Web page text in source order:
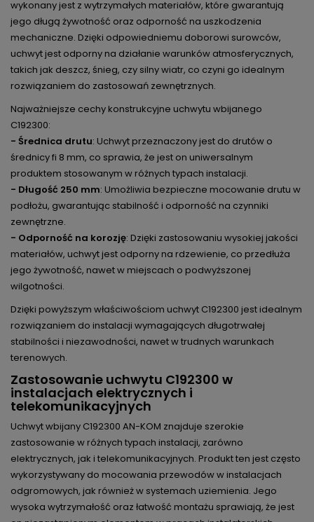
wykonany jest z wytrzymałych materiałów, które gwarantują
jego długą żywotność oraz odporność na uszkodzenia
mechaniczne. Dzięki odpowiedniemu doborowi surowców,
uchwyt jest odporny na działanie warunków atmosferycznych,
takich jak deszcz, śnieg, czy silny wiatr, co czyni go idealnym
rozwiązaniem do zastosowań zewnętrznych.
Najważniejsze cechy konstrukcyjne uchwytu wbijanego
C192300:
- Średnica drutu: Uchwyt przeznaczony jest do drutów o
średnicy fi 8 mm, co sprawia, że jest on uniwersalnym
produktem stosowanym w różnych typach instalacji.
- Długość 250 mm: Umożliwia bezpieczne mocowanie drutu w
podłożu, gwarantując stabilność i odporność na czynniki
zewnętrzne.
- Odporność na korozję: Dzięki zastosowaniu wysokiej jakości
materiałów, uchwyt jest odporny na rdzewienie, co przedłuża
jego żywotność, nawet w miejscach o podwyższonej
wilgotności.
Dzięki powyższym właściwościom uchwyt C192300 jest idealnym
rozwiązaniem do instalacji wymagających długotrwałej
stabilności i niezawodności, nawet w trudnych warunkach
terenowych.
Zastosowanie uchwytu C192300 w
instalacjach elektrycznych i
telekomunikacyjnych
Uchwyt wbijany C192300 AN-KOM znajduje szerokie
zastosowanie w różnych typach instalacji, zarówno
elektrycznych, jak i telekomunikacyjnych. Produkt ten jest często
wykorzystywany do mocowania przewodów w instalacjach
odgromowych, jak również w systemach uziemienia. Jego
wysoka wytrzymałość oraz łatwość montażu sprawiają, że jest